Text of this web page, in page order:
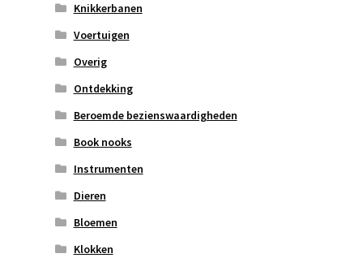
Knikkerbanen
Voertuigen
Overig
Ontdekking
Beroemde bezienswaardigheden
Book nooks
Instrumenten
Dieren
Bloemen
Klokken